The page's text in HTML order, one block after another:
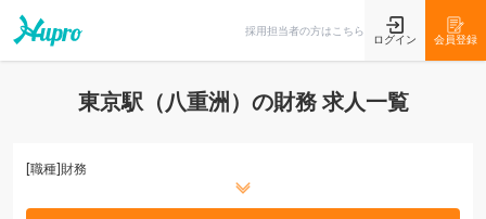
採用担当者の方はこちら
ログイン 会員登録
東京駅（八重洲）の財務 求人一覧
[職種]財務